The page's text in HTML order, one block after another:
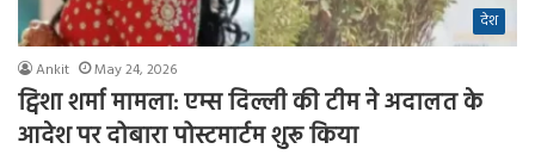
देश
Ankit May 24, 2026
ट्विशा शर्मा मामला: एम्स दिल्ली की टीम ने अदालत के
आदेश पर दोबारा पोस्टमार्टम शुरू किया